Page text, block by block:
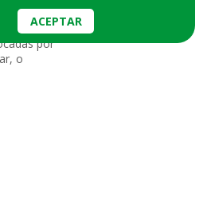
ACEPTAR
y
por
o